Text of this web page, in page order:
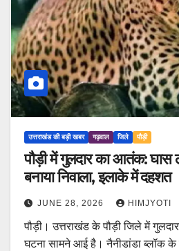
उत्तराखंड की बड़ी खबर गढ़वाल जिले पौड़ी
पौड़ी में गुलदार का आतंक: घास
बनाया निवाला, इलाके में दहशत
JUNE 28, 2026 HIMJYOTI
पौड़ी। उत्तराखंड के पौड़ी जिले में
घटना सामने आई है। नैनीडांडा ब्लॉक